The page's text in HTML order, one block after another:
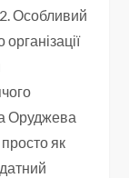
Особливий
Оруджева
як